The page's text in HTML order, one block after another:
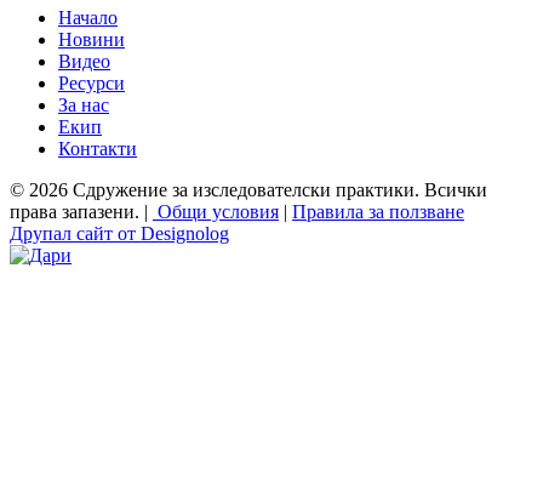
Начало
Новини
Видео
Ресурси
За нас
Екип
Контакти
© 2026 Сдружение за изследователски практики. Всички
права запазени. |
Общи условия
Правила за ползване
Друпал сайт от Designolog